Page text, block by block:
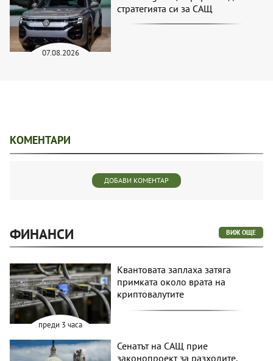
07.08.2026
стратегията си за САЩ
КОМЕНТАРИ
ДОБАВИ КОМЕНТАР
ФИНАНСИ ВИЖ ОЩЕ
преди 3 часа
Квантовата заплаха затяга
примката около врата на
криптовалутите
Сенатът на САЩ прие
законопроект за разходите,